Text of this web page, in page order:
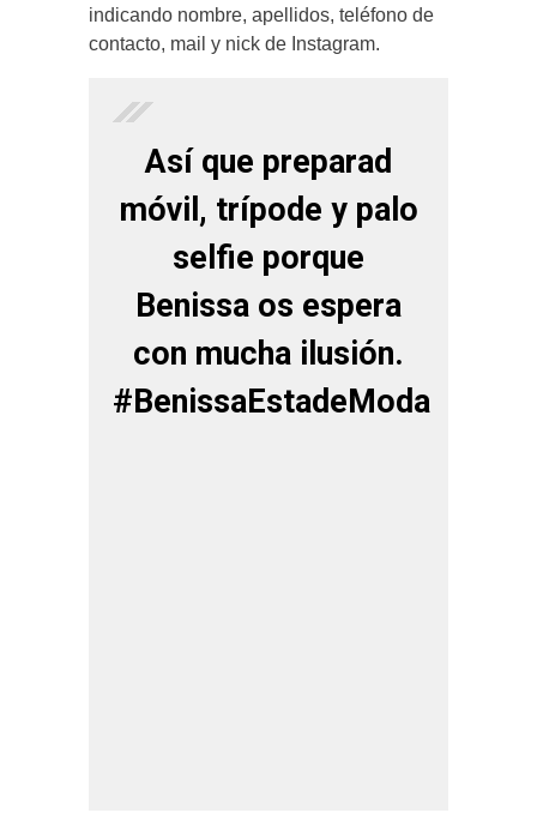
indicando nombre, apellidos, teléfono de
contacto, mail y nick de Instagram.
Así que preparad
móvil, trípode y palo
selfie porque
Benissa os espera
con mucha ilusión.
#BenissaEstadeModa